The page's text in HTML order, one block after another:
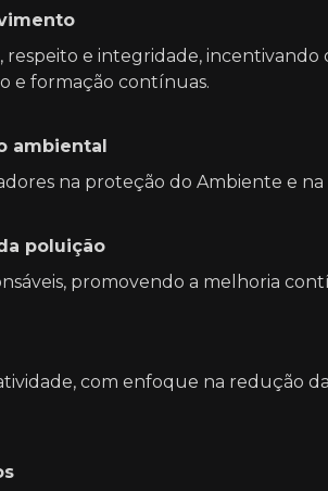
e integridade,
e formação contínuas.
ambiental
na proteção do Ambiente e
poluição
promovendo a melhoria
com enfoque na redução